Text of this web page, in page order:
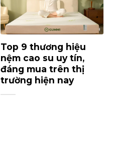
Top 9 thương hiệu
nệm cao su uy tín,
đáng mua trên thị
trường hiện nay